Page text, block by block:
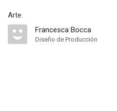
Arte
Francesca Bocca
Diseño de Producción